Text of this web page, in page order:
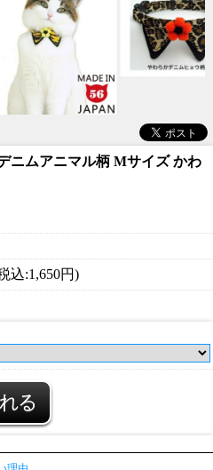
ニムアニマル柄 Mサイズ かわ
込:1,650円)